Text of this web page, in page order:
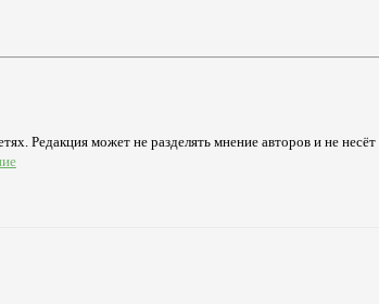
Редакция может не разделять мнение авторов и не несёт